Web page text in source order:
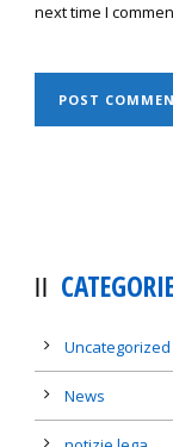
next time I
Uncategorized
News